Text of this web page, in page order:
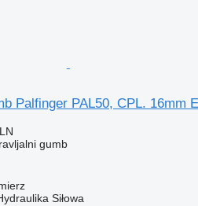
Palfinger PAL50, CPL. 16mm
gumb
Siłowa